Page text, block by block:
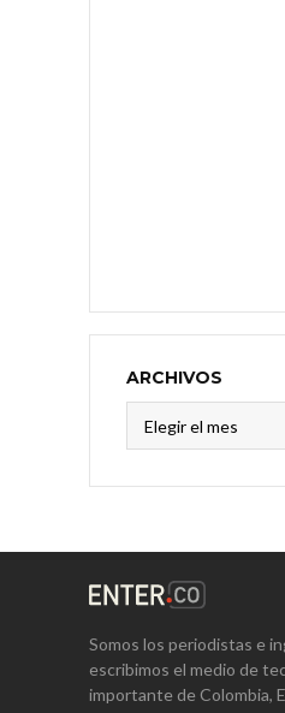
ARCHIVOS
Somos los periodistas e
escribimos el medio de
importante de Colombia,